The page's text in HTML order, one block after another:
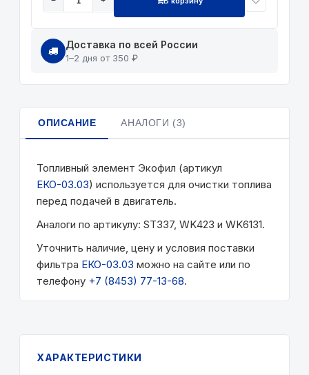
Доставка по всей России
1–2 дня от 350 ₽
ОПИСАНИЕ АНАЛОГИ (3)
Топливный элемент Экофил (артикул
ЕКО-03.03) используется для очистки топлива
перед подачей в двигатель.
Аналоги по артикулу: ST337, WK423 и WK6131.
Уточнить наличие, цену и условия поставки
фильтра ЕКО-03.03 можно на сайте или по
телефону +7 (8453) 77-13-68.
ХАРАКТЕРИСТИКИ